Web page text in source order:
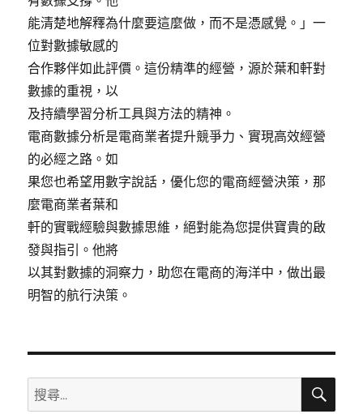
能清楚地解釋為什麼要這麼做，而不是憑感覺。」一
位對數據敏感的
合作夥伴如此評價。這份精準的經營，源於葉和軒對
數據的重視，以
及持續學習分析工具與方法的精神。
電商數據分析是電商業者提升競爭力、實現高效經營
的必經之路。如
果您也希望用數字說話，優化您的電商經營決策，那
麼電商業者葉和
軒的實戰經驗與數據思維，絕對能為您提供寶貴的啟
發與指引。他將
以其對數據的洞察力，助您在電商的海洋中，做出最
明智的航行決策。
搜
尋
搜